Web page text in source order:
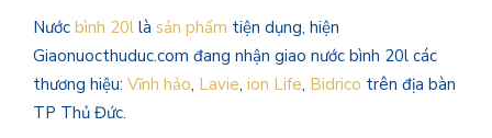
Nước bình 20l là sản phẩm tiện dụng, hiện
Giaonuocthuduc.com đang nhận giao nước bình 20l các
thương hiệu: Vĩnh hảo, Lavie, ion Life, Bidrico trên địa bàn
TP Thủ Đức.